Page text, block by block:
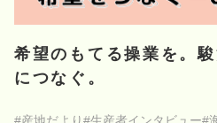
希望のもてる操業を。
につなぐ。